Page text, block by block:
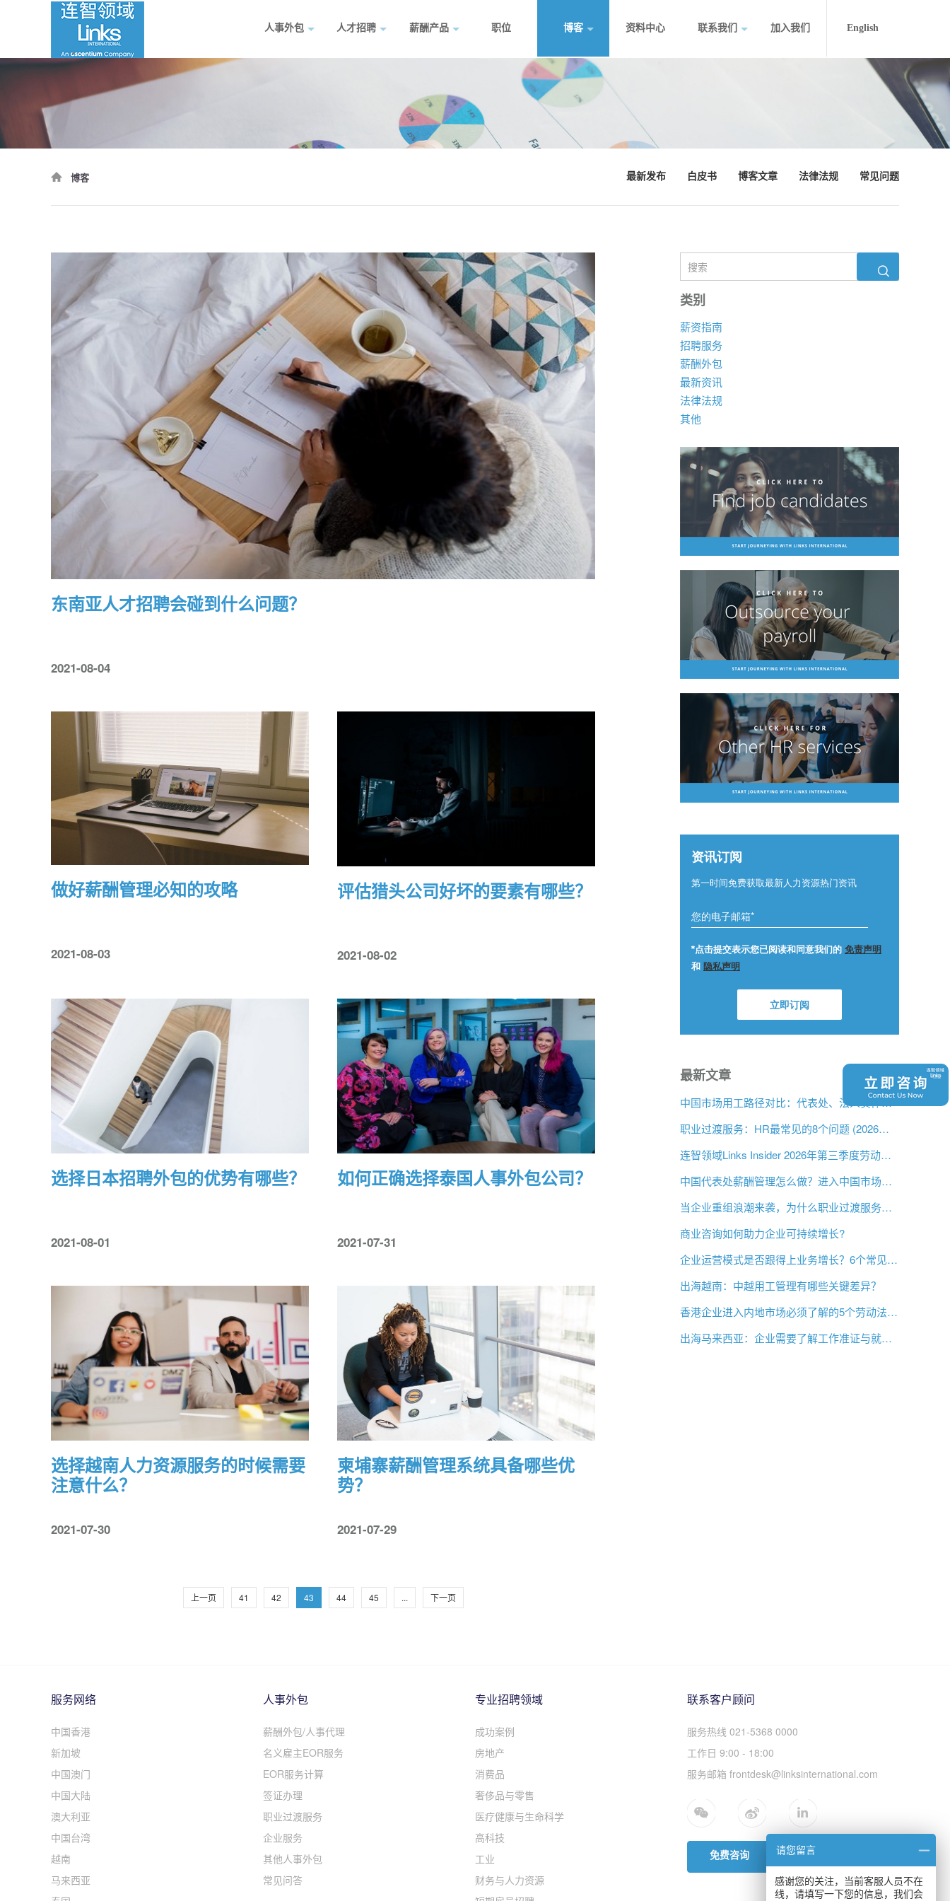
人事外包 人才招聘 薪酬产品 职位 博客 资料中心 联系我们 加入我们 English
博客 最新发布 白皮书 博客文章 法律法规 常见问题
东南亚人才招聘会碰到什么问题？
2021-08-04
做好薪酬管理必知的攻略
2021-08-03
评估猎头公司好坏的要素有哪些？
2021-08-02
选择日本招聘外包的优势有哪些？
2021-08-01
如何正确选择泰国人事外包公司？
2021-07-31
选择越南人力资源服务的时候需要
注意什么？
2021-07-30
柬埔寨薪酬管理系统具备哪些优
势？
2021-07-29
上一页 41 42 43 44 45 ... 下一页
类别
薪资指南
招聘服务
薪酬外包
最新资讯
法律法规
其他
最新文章
中国市场用工路径对比：代表处、法人实体与 EOR，企业该如何选择？
职业过渡服务：HR最常见的8个问题 (2026年版)
连智领域Links Insider 2026年第三季度劳动法规更新
中国代表处薪酬管理怎么做？进入中国市场前的用工指南
当企业重组浪潮来袭，为什么职业过渡服务比以往更重要？
商业咨询如何助力企业可持续增长?
企业运营模式是否跟得上业务增长？6个常见信号
出海越南：中越用工管理有哪些关键差异？
香港企业进入内地市场必须了解的5个劳动法差异
出海马来西亚：企业需要了解工作准证与就业事项
服务网络
中国香港
新加坡
中国澳门
中国大陆
澳大利亚
中国台湾
越南
马来西亚
人事外包
薪酬外包/人事代理
名义雇主EOR服务
EOR服务计算
签证办理
职业过渡服务
企业服务
其他人事外包
常见问答
专业招聘领域
成功案例
房地产
消费品
奢侈品与零售
医疗健康与生命科学
高科技
工业
财务与人力资源
联系客户顾问
服务热线 021-5368 0000
工作日 9:00 - 18:00
服务邮箱 frontdesk@linksinternational.com
免费咨询 请您留言
感谢您的关注，当前客服人员不在
线，请填写一下您的信息，我们会